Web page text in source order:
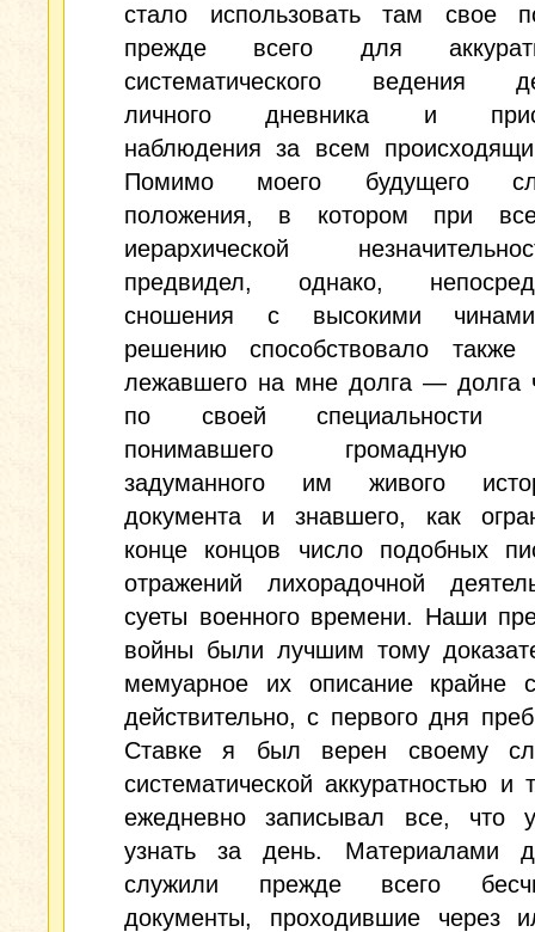
стало использовать там свое
прежде всего для
систематического ведения
личного дневника и
наблюдения за всем
Помимо моего будущего
положения, в котором при
иерархической
предвидел, однако,
сношения с высокими
решению способствовало также
лежавшего на мне долга — долга
по своей специальности
понимавшего громадную
задуманного им живого
документа и знавшего, как
конце концов число подобных
отражений лихорадочной
суеты военного времени. Наши
войны были лучшим тому
мемуарное их описание крайне
действительно, с первого дня
Ставке я был верен своему
систематической аккуратностью и
ежедневно записывал все, что
узнать за день. Материалами
служили прежде всего
документы, проходившие через